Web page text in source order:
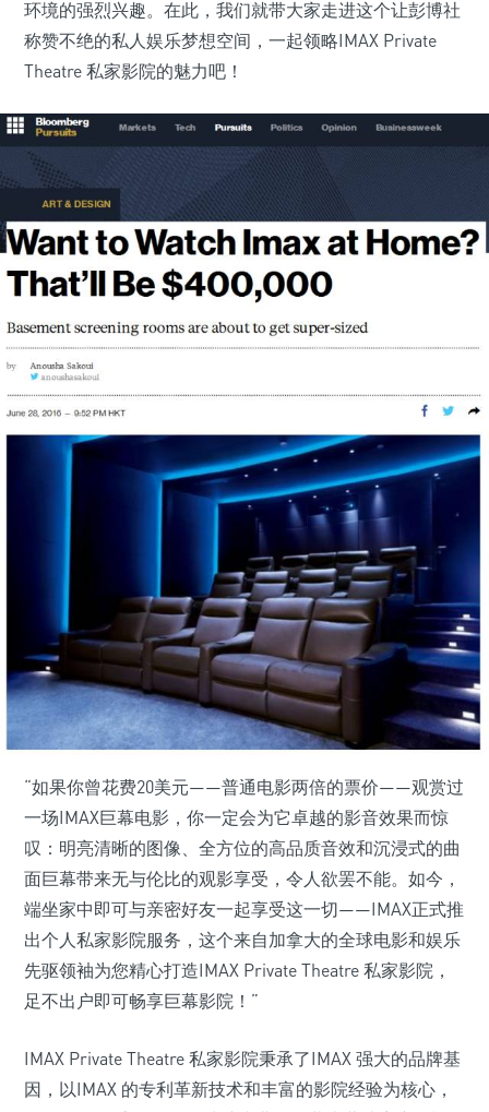
环境的强烈兴趣。在此，我们就带大家走进这个让彭博社
称赞不绝的私人娱乐梦想空间，一起领略IMAX Private
Theatre 私家影院的魅力吧！
“如果你曾花费20美元——普通电影两倍的票价——观赏过
一场IMAX巨幕电影，你一定会为它卓越的影音效果而惊
叹：明亮清晰的图像、全方位的高品质音效和沉浸式的曲
面巨幕带来无与伦比的观影享受，令人欲罢不能。如今，
端坐家中即可与亲密好友一起享受这一切——IMAX正式推
出个人私家影院服务，这个来自加拿大的全球电影和娱乐
先驱领袖为您精心打造IMAX Private Theatre 私家影院，
足不出户即可畅享巨幕影院！”
IMAX Private Theatre 私家影院秉承了IMAX 强大的品牌基
因，以IMAX 的专利革新技术和丰富的影院经验为核心，